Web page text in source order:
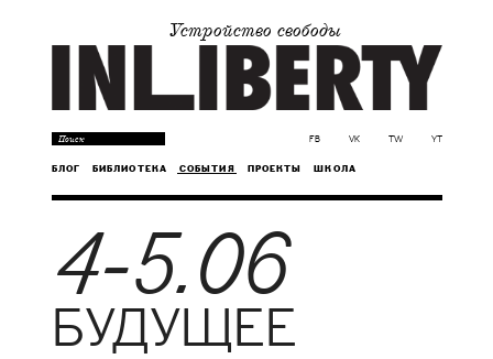
Устройство свободы
FB VK TW YT
БЛОГ БИБЛИОТЕКА СОБЫТИЯ ПРОЕКТЫ ШКОЛА
4-5.06
БУДУЩЕЕ